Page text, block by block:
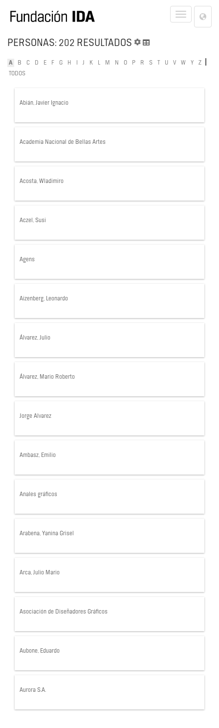
Toggle
PERSONAS: 202 RESULTADOS
A B C D E F G H J K L M N O P R S U V W Y Z
TODOS
Abián, Javier Ignacio
Academia Nacional de Bellas Artes
Acosta, Wladimiro
Aczel, Susi
Agens
Aizenberg, Leonardo
Álvarez, Julio
Álvarez, Mario Roberto
Jorge Alvarez
Ambasz, Emilio
Anales gráficos
Arabena, Yanina Grisel
Arca, Julio Mario
Asociación de Diseñadores Gráficos
Aubone, Eduardo
Aurora S.A.